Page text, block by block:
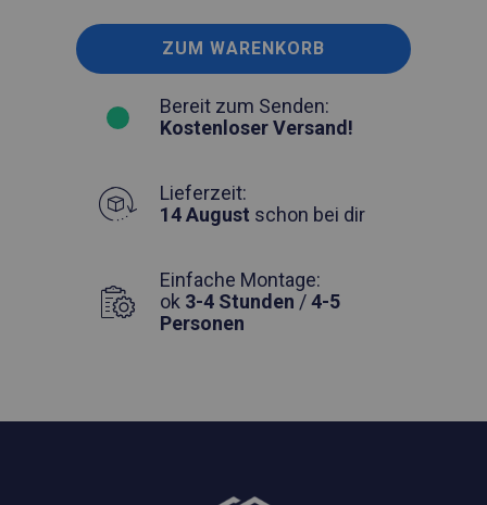
ZUM WARENKORB
Bereit zum Senden:
Kostenloser Versand!
Lieferzeit:
14 August schon bei dir
Einfache Montage:
ok 3-4 Stunden /4-5
Personen